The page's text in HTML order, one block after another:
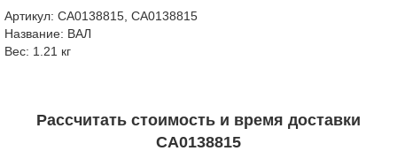
Артикул: CA0138815, CA0138815
Название: ВАЛ
Вес: 1.21 кг
Рассчитать стоимость и время доставки
CA0138815